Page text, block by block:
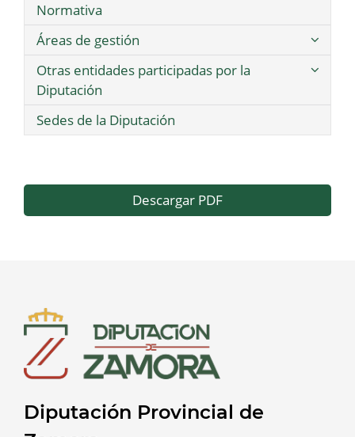
Normativa
Áreas de gestión
Otras entidades participadas por la
Diputación
Sedes de la Diputación
Descargar PDF
Diputación Provincial de